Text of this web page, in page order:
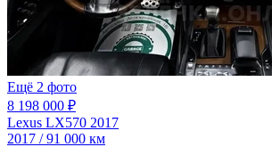
Ещё 2 фото
8 198 000 ₽
Lexus LX570 2017
2017 / 91 000 км